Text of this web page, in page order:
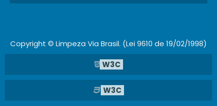
Copyright © Limpeza Via Brasil. (Lei 9610 de 19/02/1998)
W3C
W3C